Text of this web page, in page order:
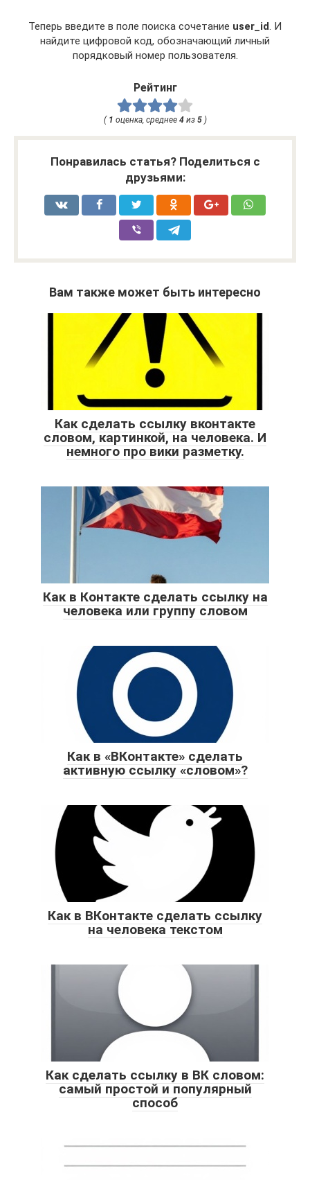
Теперь введите в поле поиска сочетание user_id . И
найдите цифровой код, обозначающий личный
порядковый номер пользователя.
Рейтинг
( 1 оценка, среднее 4из 5)
Понравилась статья? Поделиться с
друзьями:
Вам также может быть интересно
Как сделать ссылку вконтакте
словом, картинкой, на человека. И
немного про вики разметку.
Как в Контакте сделать ссылку на
человека или группу словом
Как в «ВКонтакте» сделать
активную ссылку «словом»?
Как в ВКонтакте сделать ссылку
на человека текстом
Как сделать ссылку в ВК словом:
самый простой и популярный
способ